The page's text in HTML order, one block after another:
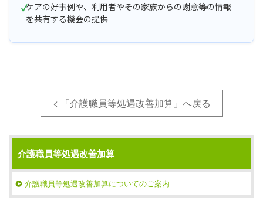
ケアの好事例や、利用者やその家族からの謝意等の情報
を共有する機会の提供
< 「介護職員等処遇改善加算」へ戻る
介護職員等処遇改善加算
介護職員等処遇改善加算についてのご案内